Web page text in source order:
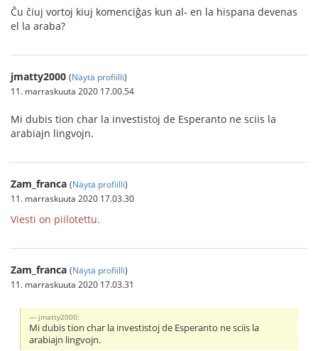
Ĉu ĉiuj vortoj kiuj komenciĝas kun al- en la hispana devenas
el la araba?
jmatty2000 (Näytä profiilli)
11. marraskuuta 2020 17.00.54
Mi dubis tion char la investistoj de Esperanto ne sciis la
arabiajn lingvojn.
Zam_franca (Näytä profiilli)
11. marraskuuta 2020 17.03.30
Viesti on piilotettu.
Zam_franca (Näytä profiilli)
11. marraskuuta 2020 17.03.31
jmatty2000:
Mi dubis tion char la investistoj de Esperanto ne sciis la
arabiajn lingvojn.